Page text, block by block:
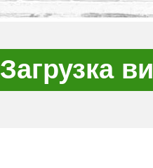
Загрузка